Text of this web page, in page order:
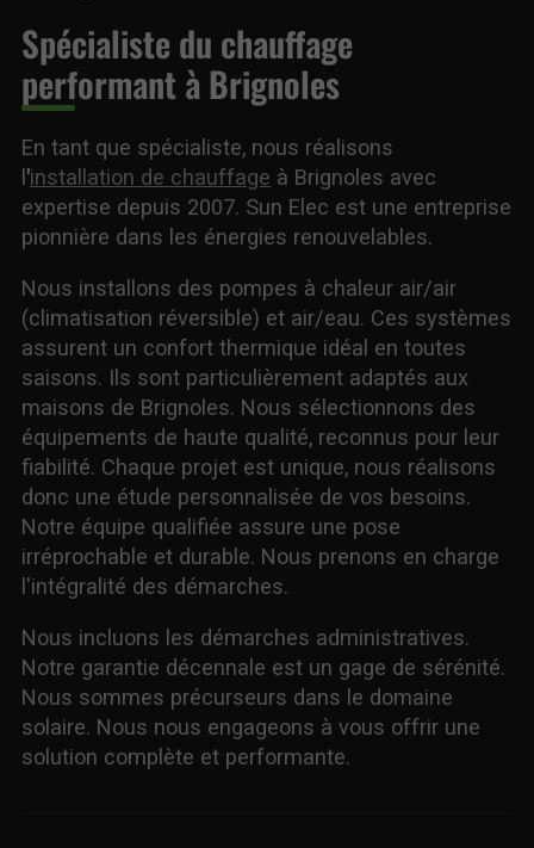
Spécialiste du chauffage
performant à Brignoles
En tant que spécialiste, nous réalisons
l'installation de chauffage à Brignoles avec
expertise depuis 2007. Sun Elec est une entreprise
pionnière dans les énergies renouvelables.
Nous installons des pompes à chaleur air/air
(climatisation réversible) et air/eau. Ces systèmes
assurent un confort thermique idéal en toutes
saisons. Ils sont particulièrement adaptés aux
maisons de Brignoles. Nous sélectionnons des
équipements de haute qualité, reconnus pour leur
fiabilité. Chaque projet est unique, nous réalisons
donc une étude personnalisée de vos besoins.
Notre équipe qualifiée assure une pose
irréprochable et durable. Nous prenons en charge
l'intégralité des démarches.
Nous incluons les démarches administratives.
Notre garantie décennale est un gage de sérénité.
Nous sommes précurseurs dans le domaine
solaire. Nous nous engageons à vous offrir une
solution complète et performante.